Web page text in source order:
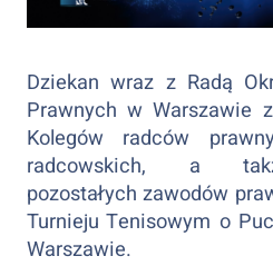
Dziekan wraz z Radą
Prawnych w Warszawie
Kolegów radców
radcowskich, a
pozostałych zawodów
Turnieju Tenisowym o
Warszawie.